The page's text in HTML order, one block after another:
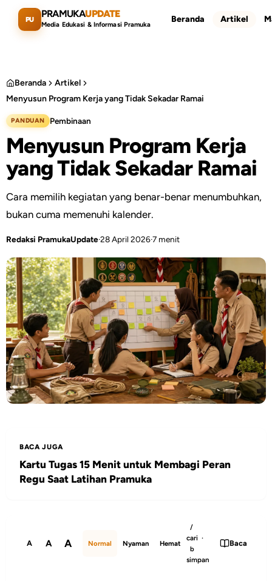
Lewati ke konten utama
PU PRAMUKAUPDATE
Media Edukasi & Informasi Pramuka
Beranda Artikel
Cari artikel
Beranda
Artikel
Menyusun Program Kerja yang Tidak Sekadar Ramai
PANDUAN Pembinaan
Menyusun Program Kerja
yang Tidak Sekadar Ramai
Cara memilih kegiatan yang benar-benar menumbuhkan,
bukan cuma memenuhi kalender.
Redaksi PramukaUpdate·28 April 2026·7 menit
BACA JUGA
Kartu Tugas 15 Menit untuk Membagi Peran
Regu Saat Latihan Pramuka
A A A Normal Nyaman Hemat
/
cari ·
b
simpan
Baca